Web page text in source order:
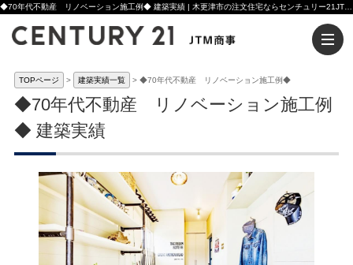
TOPページ 建築実績一覧 ◆70年代不動産 リノベーション施工例◆
◆70年代不動産 リノベーション施工例
◆ 建築実績